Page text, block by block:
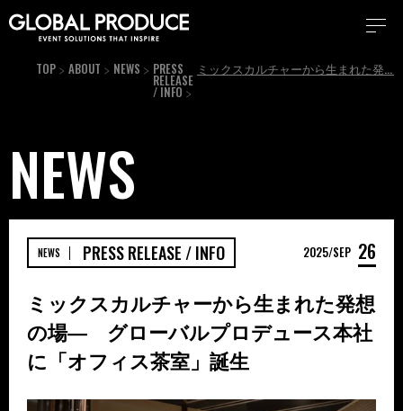
TOP ABOUT NEWS PRESS
RELEASE
/ INFO
ミックスカルチャーから生まれた発想の場— グローバルプロデュース本社に「オフィス茶室」誕生
NEWS
ミックスカルチャーから生まれた発想
の場— グローバルプロデュース本社
に「オフィス茶室」誕生
NEWS PRESS RELEASE / INFO 2025 SEP 26